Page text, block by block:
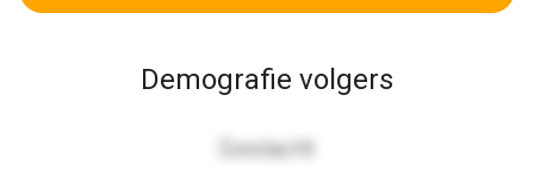
Demografie volgers
Geslacht